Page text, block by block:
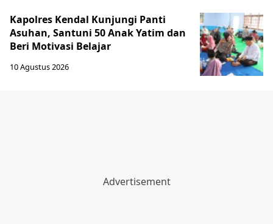
Kapolres Kendal Kunjungi Panti
Asuhan, Santuni 50 Anak Yatim dan
Beri Motivasi Belajar
10 Agustus 2026